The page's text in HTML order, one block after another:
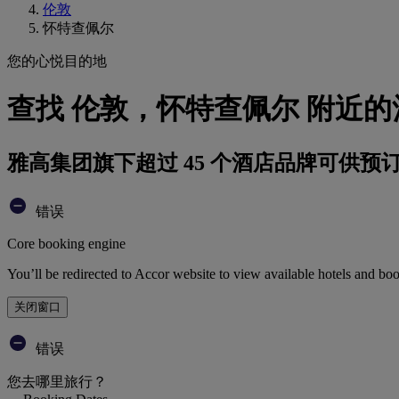
伦敦
怀特查佩尔
您的心悦目的地
查找 伦敦，怀特查佩尔 附近
雅高集团旗下超过 45 个酒店品牌可供预
错误
Core booking engine
You’ll be redirected to Accor website to view available hotels and
关闭窗口
错误
您去哪里旅行？